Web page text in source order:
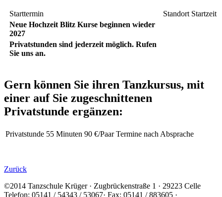
Starttermin Standort Startzeit
Neue Hochzeit Blitz Kurse beginnen wieder
2027
Privatstunden sind jederzeit möglich. Rufen
Sie uns an.
Gern können Sie ihren Tanzkursus, mit
einer auf Sie zugeschnittenen
Privatstunde ergänzen:
Privatstunde 55 Minuten 90 €/Paar Termine nach Absprache
Zurück
©2014 Tanzschule Krüger · Zugbrückenstraße 1 · 29223 Celle
Telefon: 05141 / 54343 / 53067· Fax: 05141 / 883605 ·